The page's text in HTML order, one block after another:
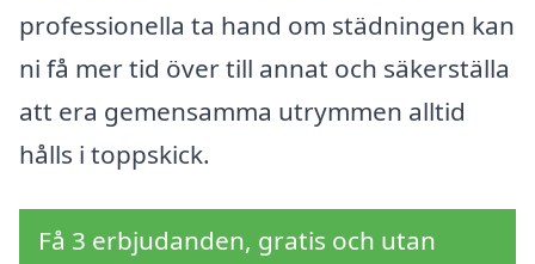
professionella ta hand om städningen kan
ni få mer tid över till annat och säkerställa
att era gemensamma utrymmen alltid
hålls i toppskick.
Få 3 erbjudanden, gratis och utan